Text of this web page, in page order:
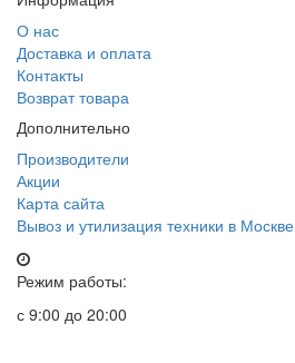
О нас
Доставка и оплата
Контакты
Возврат товара
Дополнительно
Производители
Акции
Карта сайта
Вывоз и утилизация техники в Москве
Режим работы:
с 9:00 до 20:00